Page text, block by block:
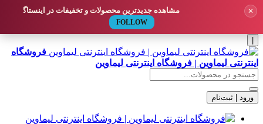
فروشگاه
اینترنتی لیماوین | فروشگاه اینترنتی لیماوین
ورود | ثبت‌نام
✕ مشاهده جدیدترین محصولات و تخفیفات در اینستاگرام لیماوین
FOLLOW